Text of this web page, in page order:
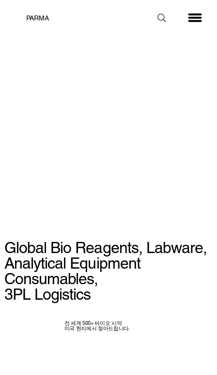
PARMA
Global Bio Reagents, Labware,
Analytical Equipment
Consumables,
3PL Logistics
전 세계 500+ 바이오 시약
미국 현지에서 찾아드립니다.